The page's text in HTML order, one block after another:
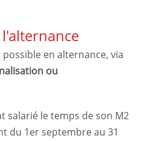
possible en alternance, via
ou
salarié le temps de son M2
du 1er septembre au 31